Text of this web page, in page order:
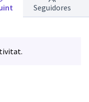
Seguidores